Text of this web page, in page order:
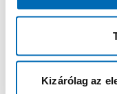
Kizárólag az